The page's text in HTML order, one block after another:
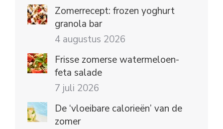
Zomerrecept: frozen yoghurt
granola bar
4 augustus 2026
Frisse zomerse watermeloen-
feta salade
7 juli 2026
De ‘vloeibare calorieën’ van de
zomer